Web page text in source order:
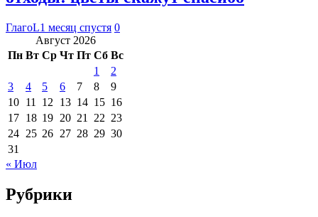
ГлагоL1 месяц спустя 0
Август 2026
Пн Вт Ср Чт Пт Сб Вс
1
2
3
4 5 6 7 8
9
10 11 12 13 14 15 16
17 18 19 20 21 22 23
24 25 26 27 28 29 30
31
« Июл
Рубрики